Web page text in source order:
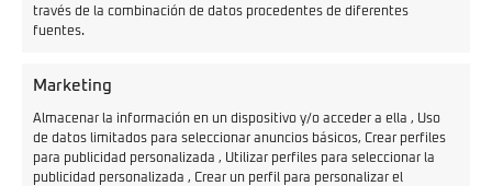
través de la combinación de datos procedentes de diferentes
fuentes.
Marketing
Almacenar la información en un dispositivo y/o acceder a ella , Uso
de datos limitados para seleccionar anuncios básicos, Crear perfiles
para publicidad personalizada , Utilizar perfiles para seleccionar la
publicidad personalizada , Crear un perfil para personalizar el